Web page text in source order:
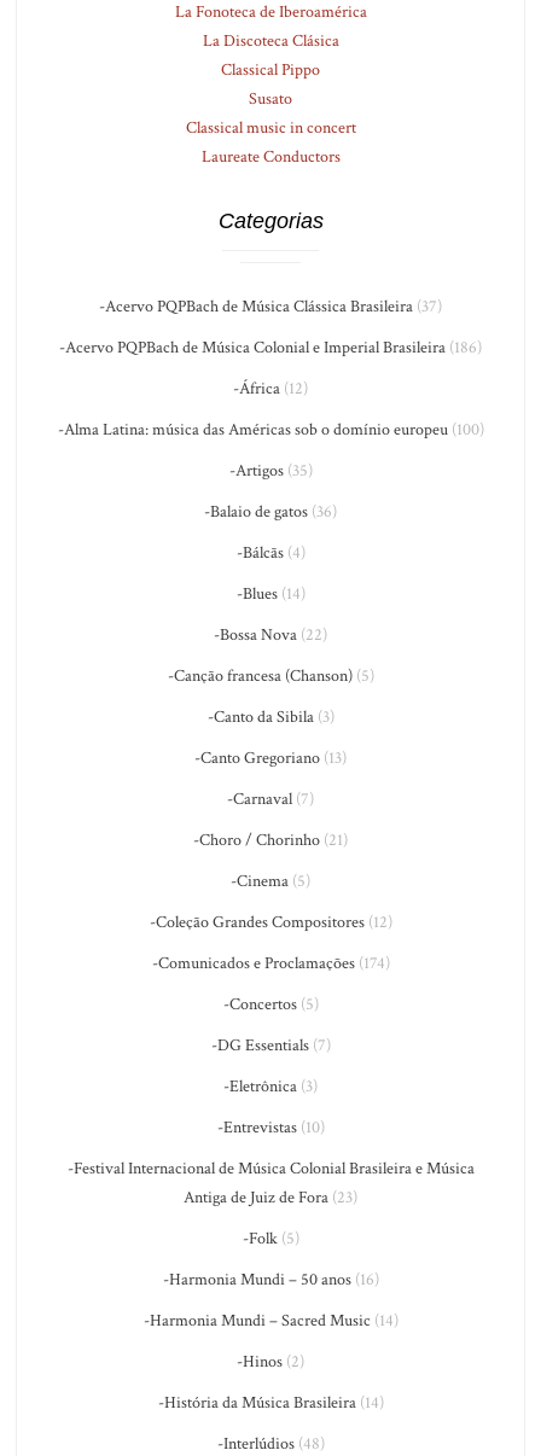
La Fonoteca de Iberoamérica
La Discoteca Clásica
Classical Pippo
Susato
Classical music in concert
Laureate Conductors
Categorias
-Acervo PQPBach de Música Clássica Brasileira (37)
-Acervo PQPBach de Música Colonial e Imperial Brasileira (186)
-África (12)
-Alma Latina: música das Américas sob o domínio europeu(100)
-Artigos(35)
-Balaio de gatos (36)
-Bálcãs(4)
-Blues(14)
-Bossa Nova (22)
-Canção francesa (Chanson)(5)
-Canto da Sibila(3)
-Canto Gregoriano (13)
-Carnaval (7)
-Choro / Chorinho (21)
-Cinema (5)
-Coleção Grandes Compositores(12)
-Comunicados e Proclamações(174)
-Concertos(5)
-DG Essentials(7)
-Eletrônica (3)
-Entrevistas(10)
-Festival Internacional de Música Colonial Brasileira e Música
Antiga de Juiz de Fora (23)
-Folk(5)
-Harmonia Mundi – 50 anos(16)
-Harmonia Mundi – Sacred Music (14)
-Hinos (2)
-História da Música Brasileira(14)
-Interlúdios(48)